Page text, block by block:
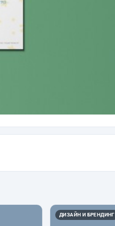
ДИЗАЙН И БРЕНДИНГ